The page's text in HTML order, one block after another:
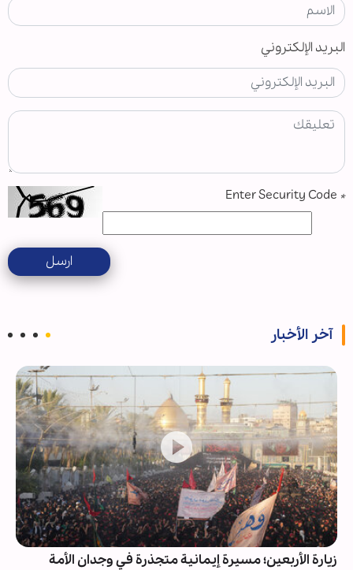
البريد الإلكتروني
*
ارسل
آخر الأخبار
زيارة الأربعين؛ مسيرة إيمانية متجذرة في وجدان الأمة